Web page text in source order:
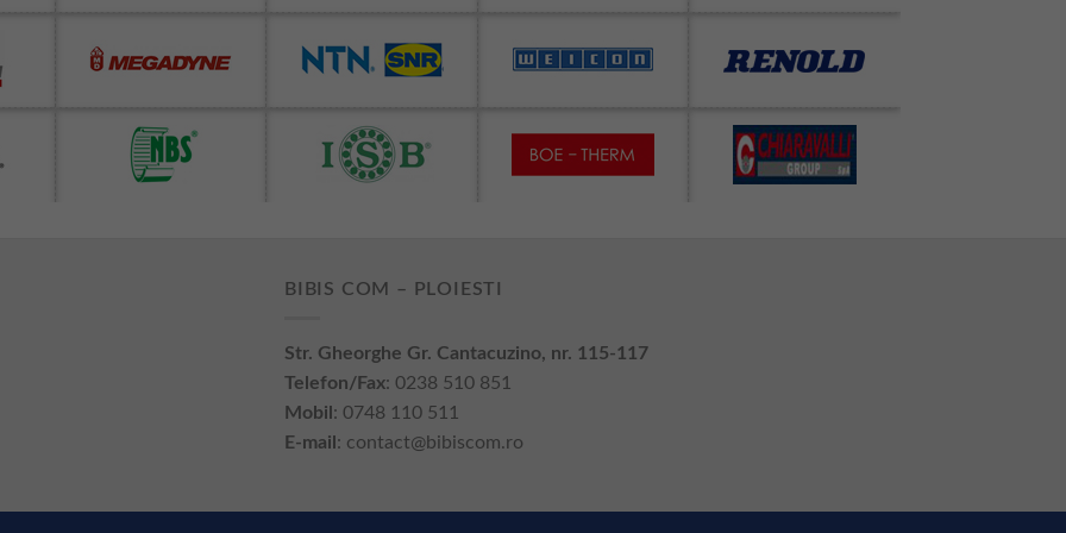
BIBIS COM – PLOIESTI
Str. Gheorghe Gr. Cantacuzino, nr. 115-117
Telefon/Fax: 0238 510 851
Mobil : 0748 110 511
E-mail : contact@bibiscom.ro